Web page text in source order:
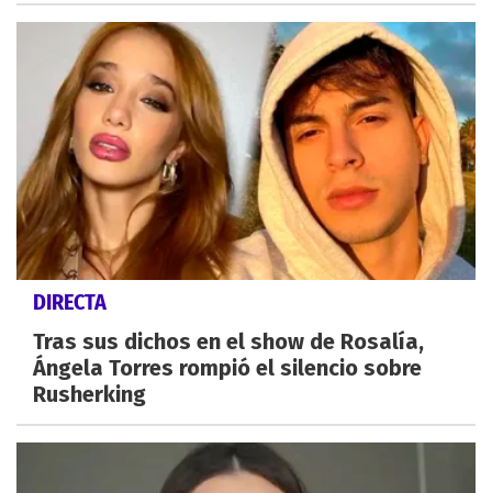
DIRECTA
Tras sus dichos en el show de Rosalía,
Ángela Torres rompió el silencio sobre
Rusherking